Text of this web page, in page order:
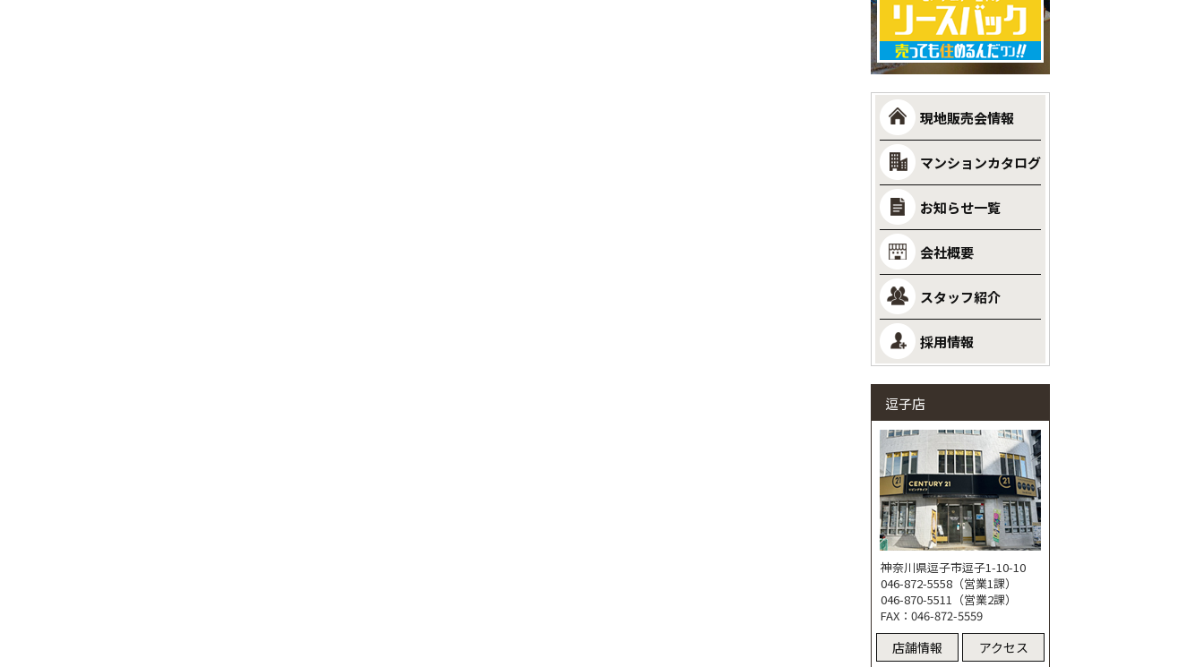
現地販売会情報
マンションカタログ
お知らせ一覧
会社概要
スタッフ紹介
採用情報
逗子店
神奈川県逗子市逗子1-10-10
046-872-5558（営業1課）
046-870-5511（営業2課）
FAX：046-872-5559
店舗情報 アクセス